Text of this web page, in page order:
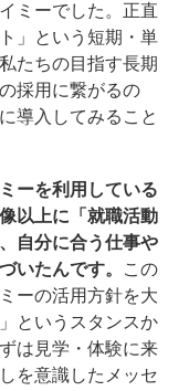
ミーでした。正直
」という短期・単
たちの目指す長期
採用に繋がるの
導入してみること
ーを利用している
以上に「就職活動
自分に合う仕事や
いたんです。
この
ーの活用方針を大
というスタンスか
は見学・体験に来
を意識したメッセ